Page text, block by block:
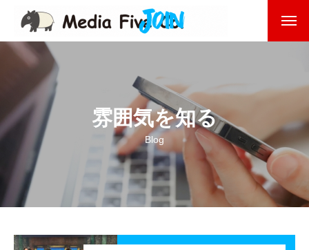
企業を知る
企業理念
代表挨拶
会社沿革
会社概要
雰囲気を知る
Blog